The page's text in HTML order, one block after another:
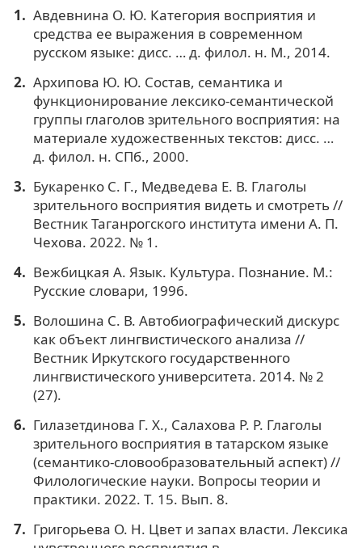
Авдевнина О. Ю. Категория восприятия и
средства ее выражения в современном
русском языке: дисс. … д. филол. н. М., 2014.
Архипова Ю. Ю. Состав, семантика и
функционирование лексико-семантической
группы глаголов зрительного восприятия: на
материале художественных текстов: дисс. …
д. филол. н. СПб., 2000.
Букаренко С. Г., Медведева Е. В. Глаголы
зрительного восприятия видеть и смотреть //
Вестник Таганрогского института имени А. П.
Чехова. 2022. № 1.
Вежбицкая А. Язык. Культура. Познание. М.:
Русские словари, 1996.
Волошина С. В. Автобиографический дискурс
как объект лингвистического анализа //
Вестник Иркутского государственного
лингвистического университета. 2014. № 2
(27).
Гилазетдинова Г. Х., Салахова Р. Р. Глаголы
зрительного восприятия в татарском языке
(семантико-словообразовательный аспект) //
Филологические науки. Вопросы теории и
практики. 2022. Т. 15. Вып. 8.
Григорьева О. Н. Цвет и запах власти. Лексика